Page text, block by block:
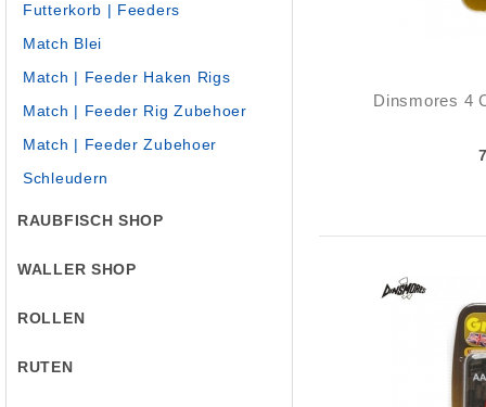
Futterkorb | Feeders
Match Blei
Match | Feeder Haken Rigs
Match | Feeder Rig Zubehoer
Match | Feeder Zubehoer
Schleudern
RAUBFISCH SHOP
WALLER SHOP
ROLLEN
RUTEN
Dinsmores 4